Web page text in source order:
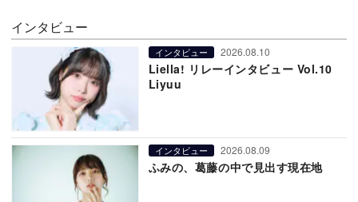
インタビュー
インタビュー 2026.08.10
Liella! リレーインタビュー Vol.10
Liyuu
インタビュー 2026.08.09
ふみの、葛藤の中で見出す現在地